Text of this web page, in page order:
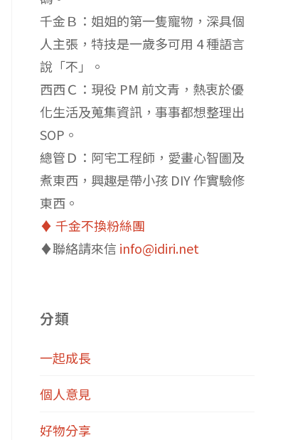
千金Ｂ：姐姐的第一隻寵物，深具個
人主張，特技是一歲多可用 4 種語言
說「不」。
西西Ｃ：現役 PM 前文青，熱衷於優
化生活及蒐集資訊，事事都想整理出
SOP。
總管Ｄ：阿宅工程師，愛畫心智圖及
煮東西，興趣是帶小孩 DIY 作實驗修
東西。
♦️ 千金不換粉絲團
♦️聯絡請來信 info@idiri.net
分類
一起成長
個人意見
好物分享